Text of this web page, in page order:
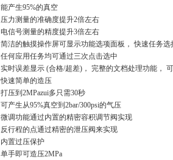
能产生95%的真空
压力测量的准确度提升2倍左右
电信号测量的精度提升3倍左右
简洁的触摸操作屏可显示功能选项面板， 快速任务
任何应用任务均可通过三次点击选中
实时误差显示 (合格/超差)， 完整的文档处理功能
快速简单的造压
打压到2MPazui多只需30秒
可产生从95%真空到2bar/300psi的气压
微调功能通过内置的精密容积调节阀实现
反行程的点通过精密的泄压阀来实现
内置过压保护
单手即可造压2MPa